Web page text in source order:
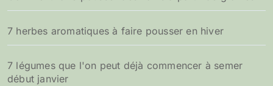
r
:7 herbes aromatiques à faire pousser en hiver
7 légumes que l'on peut déjà commencer à semer
début janvier